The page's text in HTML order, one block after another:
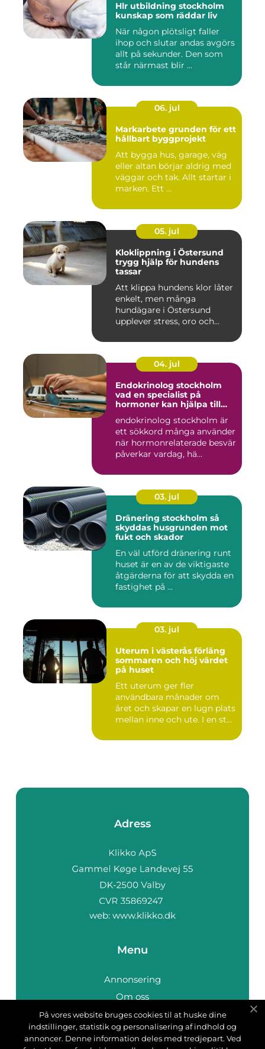
Hlr utbildning stockholm
kunskap som räddar liv
När någon plötsligt faller
ihop och slutar andas avgörs
allt på sekunder. Den som
står närmast blir ...
06. jul
Markarbete grunden för ett
hållbart byggprojekt
Att bygga hus, garage, väg
eller altan börjar aldrig med
väggar och tak. Allt startar i
marken. Ett ...
05. jul
Kloklippning i Östersund
trygg hjälp för hundens
tassar
Att klippa hundens klor låter
enkelt, men många
hundägare i Östersund
upplever stress, oro och
04. jul
Endokrinolog stockholm
vad en specialist på
hormoner kan hjälpa till
endokrinolog stockholm är
ett sökkord många använder
när hormonrelaterade besvär
påverkar vardag, hä...
03. jul
Dränering stockholm så
skyddas husgrunden mot
fukt och skador
En väl utförd dränering runt
huset är en av de viktigaste
åtgärderna för att skydda en
fastighet på ...
03. jul
Uterum i västerås förläng
sommaren och höj värdet
på huset
Ett uterum ger fler
användbara månader om
året och skapar en lugn plats
mellan inne och ute. I en st...
Adress
web: www.klikko.dk
Menu
Annonsering
Om oss
Cookies
Kontakta oss
På vores website bruges cookies til at huske dine
indstillinger, statistik og personalisering af indhold og
annoncer. Denne information deles med tredjepart. Ved